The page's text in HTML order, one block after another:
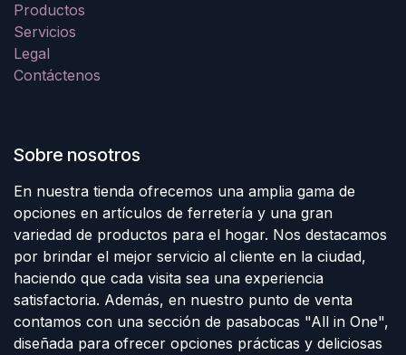
Productos
Servicios
Legal
Contáctenos
Sobre nosotros
En nuestra tienda ofrecemos una amplia gama de
opciones en artículos de ferretería y una gran
variedad de productos para el hogar. Nos destacamos
por brindar el mejor servicio al cliente en la ciudad,
haciendo que cada visita sea una experiencia
satisfactoria. Además, en nuestro punto de venta
contamos con una sección de pasabocas "All in One",
diseñada para ofrecer opciones prácticas y deliciosas